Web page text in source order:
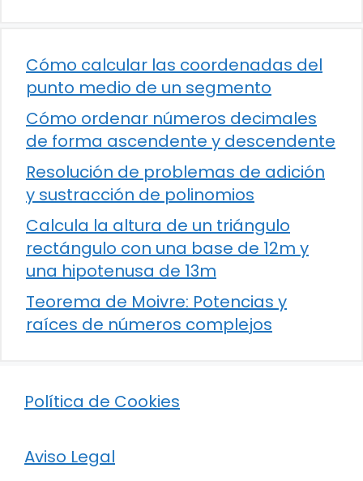
Cómo calcular las coordenadas del
punto medio de un segmento
Cómo ordenar números decimales
de forma ascendente y descendente
Resolución de problemas de adición
y sustracción de polinomios
Calcula la altura de un triángulo
rectángulo con una base de 12m y
una hipotenusa de 13m
Teorema de Moivre: Potencias y
raíces de números complejos
Política de Cookies
Aviso Legal